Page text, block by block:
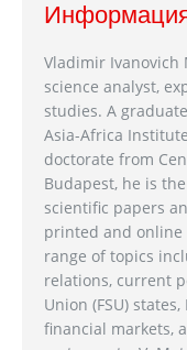
Vladimir Ivanovich
science analyst,
studies. A
Asia-Africa
doctorate from
Budapest, he is
scientific papers
printed and online
range of topics
relations, current
Union (FSU)
financial markets,